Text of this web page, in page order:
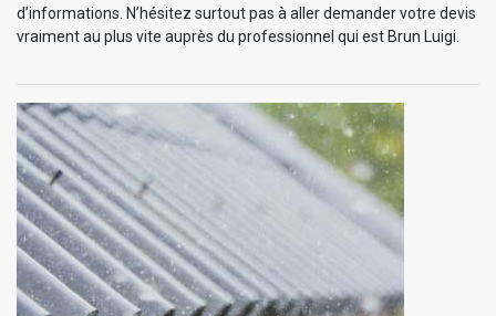
d’informations. N’hésitez surtout pas à aller demander votre devis
vraiment au plus vite auprès du professionnel qui est Brun Luigi.